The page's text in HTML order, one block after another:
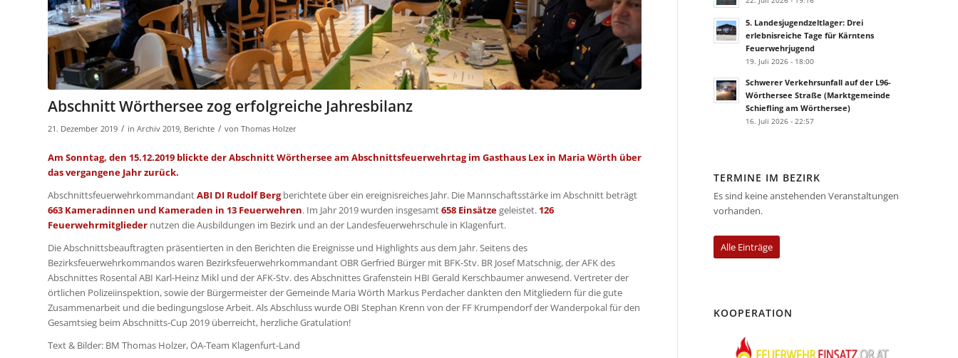
Abschnitt Wörthersee zog erfolgreiche Jahresbilanz
21. Dezember 2019 / in Archiv 2019 Berichte / von Thomas Holzer
Am Sonntag, den 15.12.2019 blickte der Abschnitt Wörthersee am Abschnittsfeuerwehrtag im Gasthaus Lex in Maria Wörth über
das vergangene Jahr zurück.
AbschnittsfeuerwehrkommandantABI DI Rudolf Bergberichtete über ein ereignisreiches Jahr. Die Mannschaftsstärke im Abschnitt beträgt
663 Kameradinnen und Kameraden in 13 Feuerwehren. Im Jahr 2019 wurden insgesamt658 Einsätzegeleistet. 126
Feuerwehrmitglieder nutzen die Ausbildungen im Bezirk und an der Landesfeuerwehrschule in Klagenfurt.
Die Abschnittsbeauftragten präsentierten in den Berichten die Ereignisse und Highlights aus dem Jahr. Seitens des
Bezirksfeuerwehrkommandos waren Bezirksfeuerwehrkommandant OBR Gerfried Bürger mit BFK-Stv. BR Josef Matschnig, der AFK des
Abschnittes Rosental ABI Karl-Heinz Mikl und der AFK-Stv. des Abschnittes Grafenstein HBI Gerald Kerschbaumer anwesend. Vertreter der
örtlichen Polizeiinspektion, sowie der Bürgermeister der Gemeinde Maria Wörth Markus Perdacher dankten den Mitgliedern für die gute
Zusammenarbeit und die bedingungslose Arbeit. Als Abschluss wurde OBI Stephan Krenn von der FF Krumpendorf der Wanderpokal für den
Gesamtsieg beim Abschnitts-Cup 2019 überreicht, herzliche Gratulation!
Text & Bilder: BM Thomas Holzer, ÖA-Team Klagenfurt-Land
5. Landesjugendzeltlager: Drei
erlebnisreiche Tage für Kärntens
Feuerwehrjugend
19. Juli 2026 - 18:00
Schwerer Verkehrsunfall auf der L96-
Wörthersee Straße (Marktgemeinde
Schiefling am Wörthersee)
16. Juli 2026 - 22:57
TERMINE IM BEZIRK
Es sind keine anstehenden Veranstaltungen
vorhanden.
Alle Einträge
KOOPERATION